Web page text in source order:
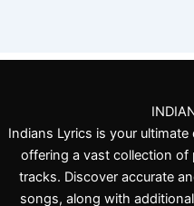
Indians Lyrics is your
offering a vast collection of
tracks. Discover accurate
songs, along with